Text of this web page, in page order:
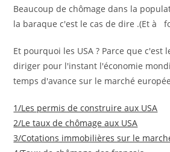
Beaucoup de chômage dans la
la baraque c'est le cas de dire .(Et à
Et pourquoi les USA ? Parce que c'est
diriger pour l'instant l'économie
temps d'avance sur le marché
1/Les permis de construire aux USA
2/Le taux de chômage aux USA
3/Cotations immobilières sur le